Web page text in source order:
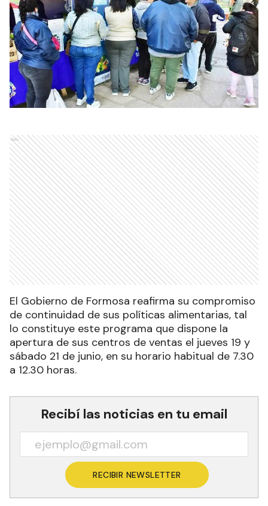
Ads
El Gobierno de Formosa reafirma su compromiso
de continuidad de sus políticas alimentarias, tal
lo constituye este programa que dispone la
apertura de sus centros de ventas el jueves 19 y
sábado 21 de junio, en su horario habitual de 7.30
a 12.30 horas.
Recibí las noticias en tu email
RECIBIR NEWSLETTER